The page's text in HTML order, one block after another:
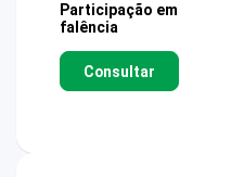
Participação em
falência
Consultar